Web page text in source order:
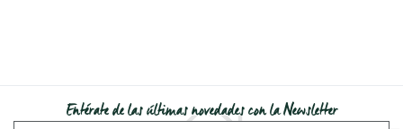
Entérate de las últimas novedades con la Newsletter